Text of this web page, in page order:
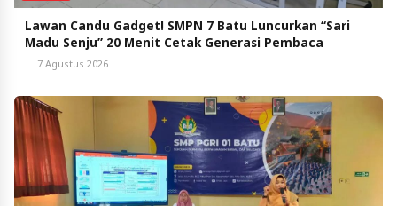
Lawan Candu Gadget! SMPN 7 Batu Luncurkan “Sari
Madu Senju” 20 Menit Cetak Generasi Pembaca
7 Agustus 2026